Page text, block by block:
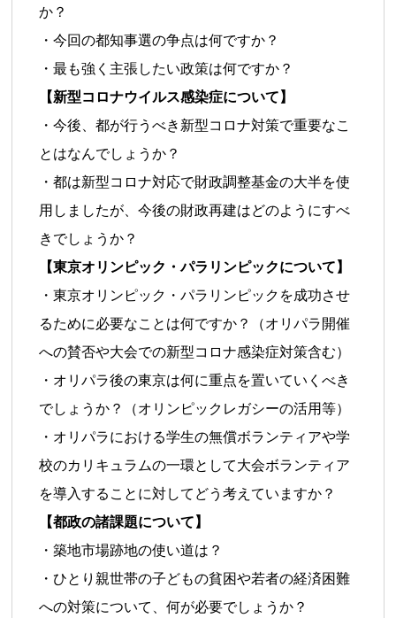
か？
・今回の都知事選の争点は何ですか？
・最も強く主張したい政策は何ですか？
【新型コロナウイルス感染症について】
・今後、都が行うべき新型コロナ対策で重要なこ
とはなんでしょうか？
・都は新型コロナ対応で財政調整基金の大半を使
用しましたが、今後の財政再建はどのようにすべ
きでしょうか？
【東京オリンピック・パラリンピックについて】
・東京オリンピック・パラリンピックを成功させ
るために必要なことは何ですか？（オリパラ開催
への賛否や大会での新型コロナ感染症対策含む）
・オリパラ後の東京は何に重点を置いていくべき
でしょうか？（オリンピックレガシーの活用等）
・オリパラにおける学生の無償ボランティアや学
校のカリキュラムの一環として大会ボランティア
を導入することに対してどう考えていますか？
【都政の諸課題について】
・築地市場跡地の使い道は？
・ひとり親世帯の子どもの貧困や若者の経済困難
への対策について、何が必要でしょうか？